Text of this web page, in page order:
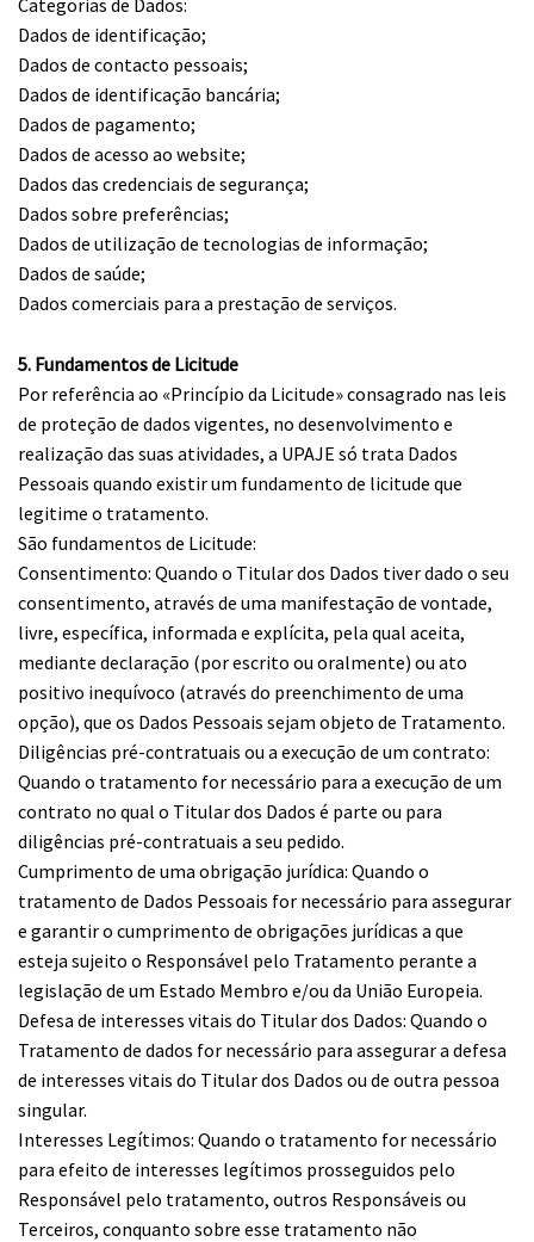
Categorias de Dados:
Dados de identificação;
Dados de contacto pessoais;
Dados de identificação bancária;
Dados de pagamento;
Dados de acesso ao website;
Dados das credenciais de segurança;
Dados sobre preferências;
Dados de utilização de tecnologias de informação;
Dados de saúde;
Dados comerciais para a prestação de serviços.
5. Fundamentos de Licitude
Por referência ao «Princípio da Licitude» consagrado nas leis
de proteção de dados vigentes, no desenvolvimento e
realização das suas atividades, a UPAJE só trata Dados
Pessoais quando existir um fundamento de licitude que
legitime o tratamento.
São fundamentos de Licitude:
Consentimento: Quando o Titular dos Dados tiver dado o seu
consentimento, através de uma manifestação de vontade,
livre, específica, informada e explícita, pela qual aceita,
mediante declaração (por escrito ou oralmente) ou ato
positivo inequívoco (através do preenchimento de uma
opção), que os Dados Pessoais sejam objeto de Tratamento.
Diligências pré-contratuais ou a execução de um contrato:
Quando o tratamento for necessário para a execução de um
contrato no qual o Titular dos Dados é parte ou para
diligências pré-contratuais a seu pedido.
Cumprimento de uma obrigação jurídica: Quando o
tratamento de Dados Pessoais for necessário para assegurar
e garantir o cumprimento de obrigações jurídicas a que
esteja sujeito o Responsável pelo Tratamento perante a
legislação de um Estado Membro e/ou da União Europeia.
Defesa de interesses vitais do Titular dos Dados: Quando o
Tratamento de dados for necessário para assegurar a defesa
de interesses vitais do Titular dos Dados ou de outra pessoa
singular.
Interesses Legítimos: Quando o tratamento for necessário
para efeito de interesses legítimos prosseguidos pelo
Responsável pelo tratamento, outros Responsáveis ou
Terceiros, conquanto sobre esse tratamento não